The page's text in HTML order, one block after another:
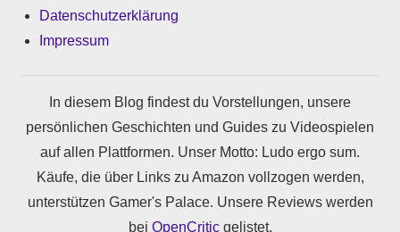
Datenschutzerklärung
Impressum
In diesem Blog findest du Vorstellungen, unsere
persönlichen Geschichten und Guides zu Videospielen
auf allen Plattformen. Unser Motto: Ludo ergo sum.
Käufe, die über Links zu Amazon vollzogen werden,
unterstützen Gamer's Palace. Unsere Reviews werden
bei OpenCriticgelistet.